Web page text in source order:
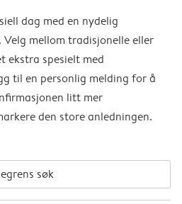
dag med en nydelig
mellom tradisjonelle eller
ekstra spesielt med
til en personlig melding for å
litt mer
den store anledningen.
søk